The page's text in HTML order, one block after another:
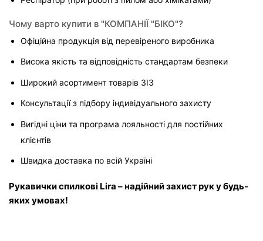
Чому варто купити в "КОМПАНІЇ "БІКО"?
Офіційна продукція від перевіреного виробника
Висока якість та відповідність стандартам безпеки
Широкий асортимент товарів ЗІЗ
Консультації з підбору індивідуального захисту
Вигідні ціни та програма лояльності для постійних
клієнтів
Швидка доставка по всій Україні
Рукавички спилкові Lira – надійний захист рук у будь-
яких умовах!